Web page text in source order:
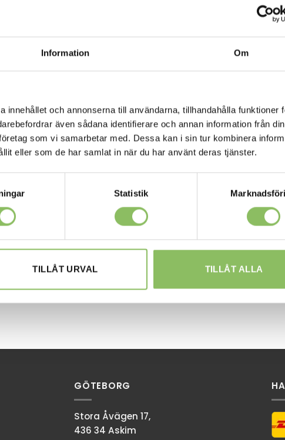
Information Om
innehållet och annonserna till användarna, tillhandahålla funktioner
även sådana identifierare och annan information från
som vi samarbetar med. Dessa kan i sin tur kombinera
eller som de har samlat in när du har använt deras tjänster.
Statistik
TILLÅT URVAL TILLÅT ALLA
GÖTEBORG
Stora Åvägen 17,
436 34 Askim